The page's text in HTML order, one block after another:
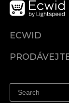
ECWID
Ceny
Prodávejte na
Prodávejte na